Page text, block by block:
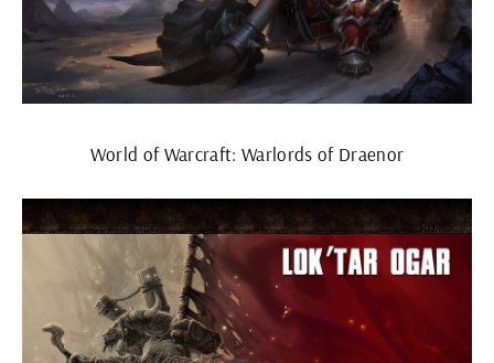
World of Warcraft: Warlords of Draenor